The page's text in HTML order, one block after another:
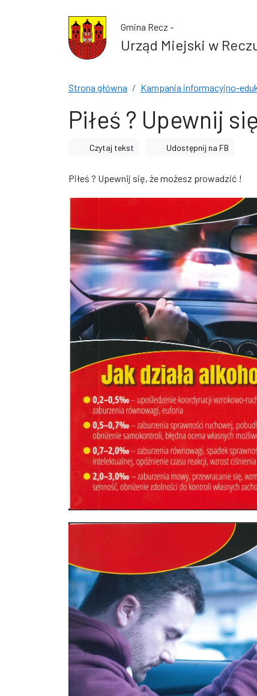
Przejdź do wyszukiwarki
Gmina Recz -
Urząd Miejski w
Strona główna Kampania informacyjno-
Piłeś ? Upewnij
Czytaj tekst Udostępnij na FB
Piłeś ? Upewnij się, że możesz prowadzić !